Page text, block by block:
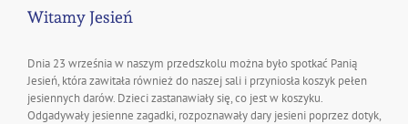
Witamy Jesień
Dnia 23 września w naszym przedszkolu można było spotkać Panią
Jesień, która zawitała również do naszej sali i przyniosła koszyk pełen
jesiennych darów. Dzieci zastanawiały się, co jest w koszyku.
Odgadywały jesienne zagadki, rozpoznawały dary jesieni poprzez dotyk,